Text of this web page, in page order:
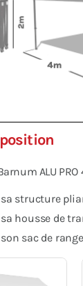
ALU
sa structure
sa housse de
son sac de